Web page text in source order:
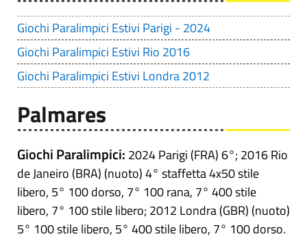
Giochi Paralimpici Estivi Parigi - 2024
Giochi Paralimpici Estivi Rio 2016
Giochi Paralimpici Estivi Londra 2012
Palmares
Giochi Paralimpici: 2024 Parigi (FRA) 6°; 2016 Rio
de Janeiro (BRA) (nuoto) 4° staffetta 4x50 stile
libero, 5° 100 dorso, 7° 100 rana, 7° 400 stile
libero, 7° 100 stile libero; 2012 Londra (GBR) (nuoto)
5° 100 stile libero, 5° 400 stile libero, 7° 100 dorso.